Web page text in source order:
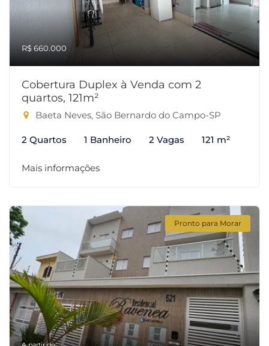
R$ 660.000
Cobertura Duplex à Venda com 2
quartos, 121m²
Baeta Neves, São Bernardo do Campo-SP
2 Quartos 1 Banheiro 2 Vagas 121 m²
Mais informações
Pronto para Morar